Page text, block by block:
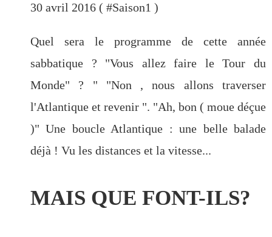
30 avril 2016 ( #Saison1 )
Quel sera le programme de cette année
sabbatique ? "Vous allez faire le Tour du
Monde" ? " "Non , nous allons traverser
l'Atlantique et revenir ". "Ah, bon ( moue déçue
)" Une boucle Atlantique : une belle balade
déjà ! Vu les distances et la vitesse...
MAIS QUE FONT-ILS?